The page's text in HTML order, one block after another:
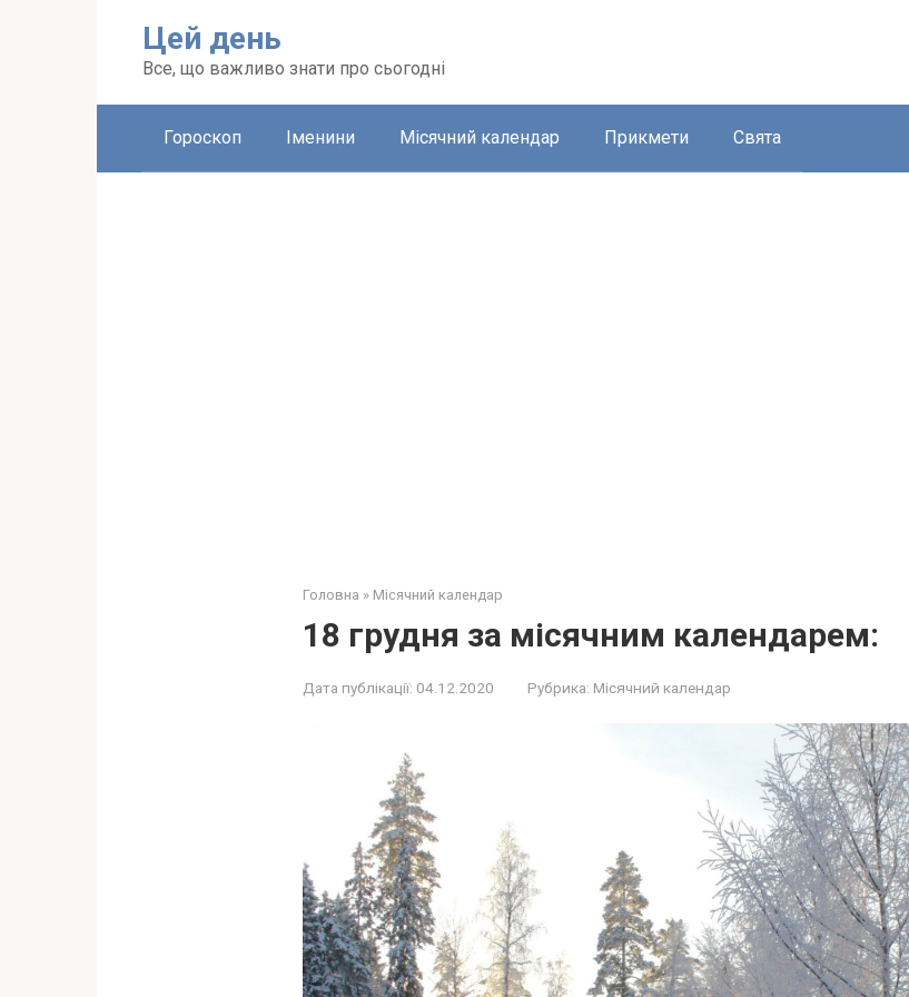
Цей день
Все, що важливо знати про сьогодні
Гороскоп Іменини Місячний календар Прикмети Свята
Головна » Місячний календар
18 грудня за місячним календарем:
Дата публікації: 04.12.2020 Рубрика: Місячний календар